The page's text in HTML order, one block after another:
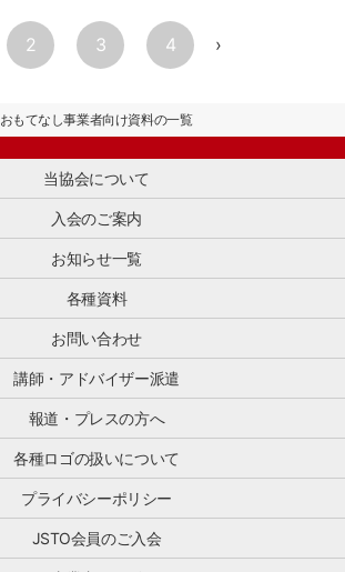
2 3 4 ›
おもてなし事業者向け資料の一覧
当協会について
入会のご案内
お知らせ一覧
各種資料
お問い合わせ
講師・アドバイザー派遣
報道・プレスの方へ
各種ロゴの扱いについて
プライバシーポリシー
JSTO会員のご入会